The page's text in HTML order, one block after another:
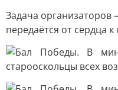
Задача организаторов
передаётся от сердца